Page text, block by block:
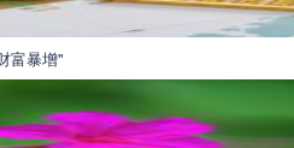
富暴增"